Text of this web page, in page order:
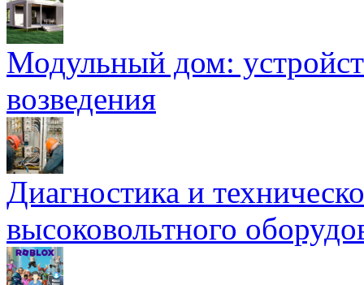
Модульный дом:
возведения
Диагностика и
высоковольтного